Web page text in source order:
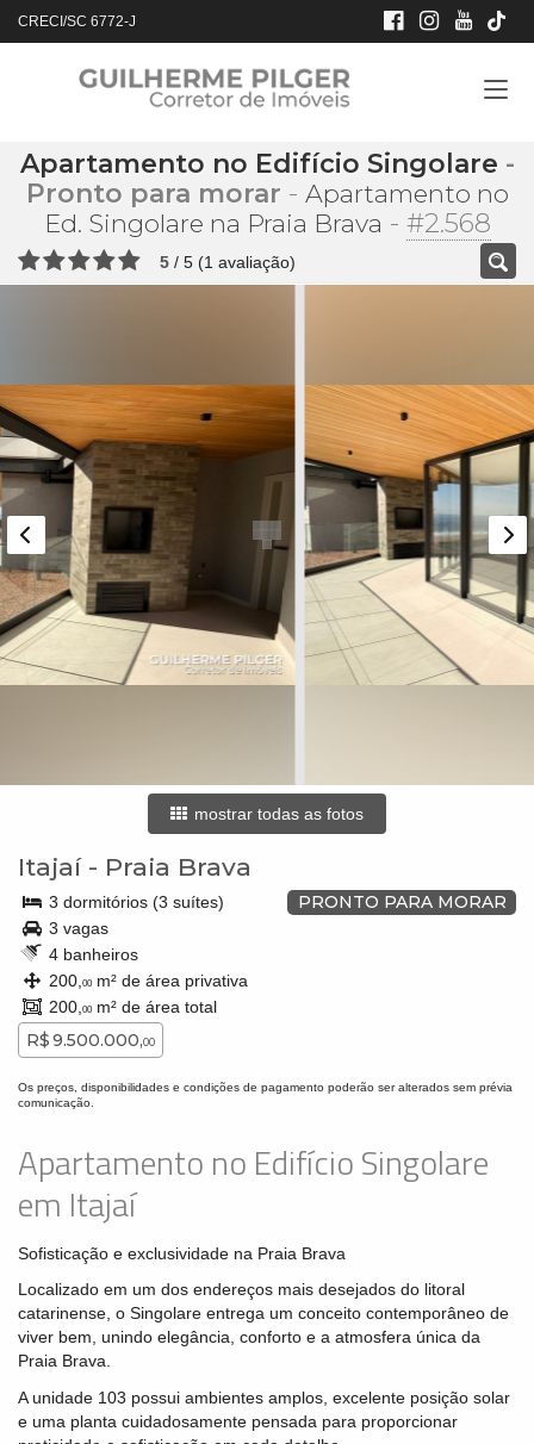
CRECI/SC 6772-J
Apartamento no Edifício Singolare -
Pronto para morar - Apartamento no
Ed. Singolare na Praia Brava - #2.568
5 / 5 (1 avaliação)
mostrar todas as fotos
Itajaí- Praia Brava
PRONTO PARA MORAR
3 dormitórios (3 suítes)
3 vagas
4 banheiros
200, 00m² de área privativa
200, 00m² de área total
R$ 9.500.000,00
Os preços, disponibilidades e condições de pagamento poderão ser alterados sem prévia
comunicação.
Apartamento no Edifício Singolare
em Itajaí
Sofisticação e exclusividade na Praia Brava
Localizado em um dos endereços mais desejados do litoral
catarinense, o Singolare entrega um conceito contemporâneo de
viver bem, unindo elegância, conforto e a atmosfera única da
Praia Brava.
A unidade 103 possui ambientes amplos, excelente posição solar
e uma planta cuidadosamente pensada para proporcionar